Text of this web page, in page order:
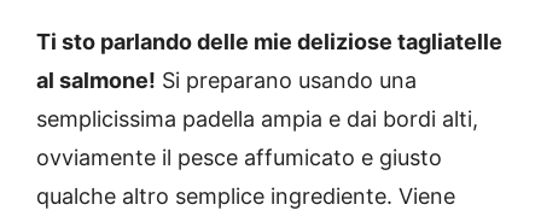
Ti sto parlando delle mie deliziose tagliatelle
al salmone! Si preparano usando una
semplicissima padella ampia e dai bordi alti,
ovviamente il pesce affumicato e giusto
qualche altro semplice ingrediente. Viene